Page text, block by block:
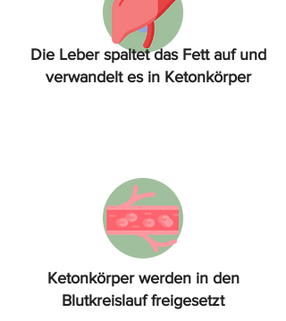
Die Leber spaltet das Fett auf und
verwandelt es in Ketonkörper
Ketonkörper werden in den
Blutkreislauf freigesetzt